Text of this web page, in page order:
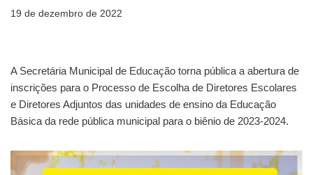
19 de dezembro de 2022
A Secretária Municipal de Educação torna pública a abertura de
inscrições para o Processo de Escolha de Diretores Escolares
e Diretores Adjuntos das unidades de ensino da Educação
Básica da rede pública municipal para o biênio de 2023-2024.